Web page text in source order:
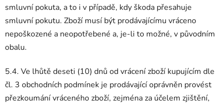
smluvní pokuta, a to i v případě, kdy škoda přesahuje
smluvní pokutu. Zboží musí být prodávajícímu vráceno
nepoškozené a neopotřebené a, je-li to možné, v původním
obalu.
5.4. Ve lhůtě deseti (10) dnů od vrácení zboží kupujícím dle
čl. 3 obchodních podmínek je prodávající oprávněn provést
přezkoumání vráceného zboží, zejména za účelem zjištění,